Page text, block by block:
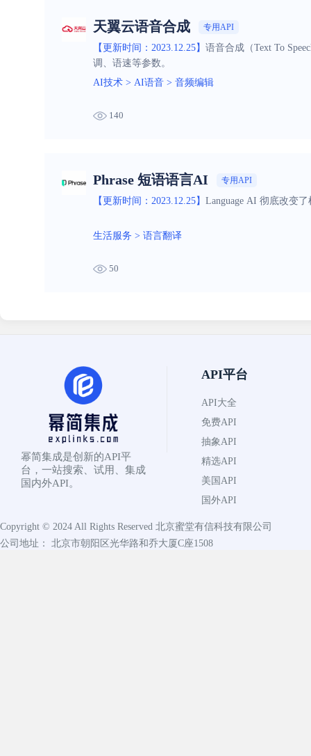
天翼云语音合成 专用API
【更新时间：2023.12.25】 语音合成（Text To
调、语速等参数。
AI技术 > AI语音 > 音频编辑
140
Phrase 短语语言AI 专用API
【更新时间：2023.12.25】 Language AI 彻底改变
生活服务 > 语言翻译
50
幂简集成是创新的API平
台，一站搜索、试用、集成
国内外API。
API平台
API大全
免费API
抽象API
精选API
美国API
国外API
Copyright © 2024 All Rights Reserved 北京蜜堂有信科技有限公司
公司地址： 北京市朝阳区光华路和乔大厦C座1508